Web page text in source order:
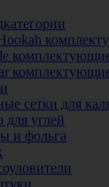
сетки для
для углей
и фольга